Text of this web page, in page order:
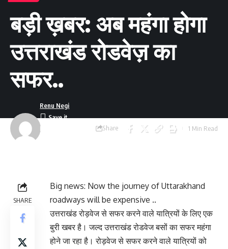
बड़ी ख़बर: अब महंगा होगा
उत्तराखंड रोडवेज़ का
सफर..
Last updated:
Renu Negi
Share 1 Min Read
SHARE
Big news: Now the journey of Uttarakhand
roadways will be expensive ..
उत्तराखंड रोड़वेज से सफर करने वाले यात्रियों के लिए एक
बुरी खबर है। जल्द उत्तराखंड रोडवेज बसों का सफर महंगा
होने जा रहा है। रोड़वेज से सफर करने वाले यात्रियों को